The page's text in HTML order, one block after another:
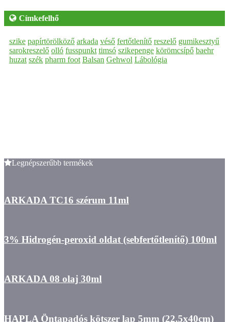
Címkefelhő
szike papírtörölköző arkada véső fertőtlenítő reszelő gumikesztyű
sarokreszelő olló fusspunkt timsó szikepenge körömcsípő baehr
huzat szék pharm foot Balsan Gehwol Lábológia
Legnépszerűbb termékek
ARKADA TC16 szérum 11ml
3% Hidrogén-peroxid oldat (sebfertőtlenítő) 100ml
ARKADA 08 olaj 30ml
HAPLA Öntapadós kötszer lap 5mm (22,5x40cm)